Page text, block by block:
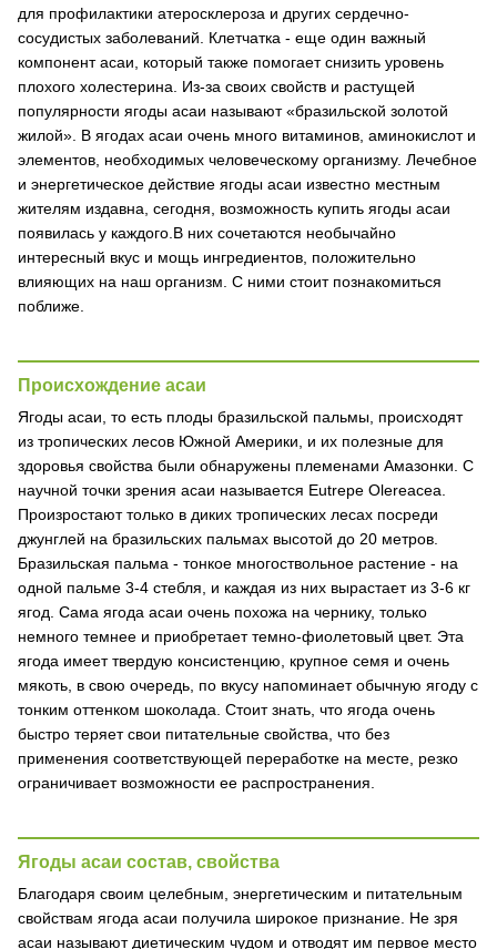
для профилактики атеросклероза и других сердечно-
сосудистых заболеваний. Клетчатка - еще один важный
компонент асаи, который также помогает снизить уровень
плохого холестерина. Из-за своих свойств и растущей
популярности ягоды асаи называют «бразильской золотой
жилой». В ягодах асаи очень много витаминов, аминокислот и
элементов, необходимых человеческому организму. Лечебное
и энергетическое действие ягоды асаи известно местным
жителям издавна, сегодня, возможность купить ягоды асаи
появилась у каждого.В них сочетаются необычайно
интересный вкус и мощь ингредиентов, положительно
влияющих на наш организм. С ними стоит познакомиться
поближе.
Происхождение асаи
Ягоды асаи, то есть плоды бразильской пальмы, происходят
из тропических лесов Южной Америки, и их полезные для
здоровья свойства были обнаружены племенами Амазонки. С
научной точки зрения асаи называется Eutrepe Olereacea.
Произростают только в диких тропических лесах посреди
джунглей на бразильских пальмах высотой до 20 метров.
Бразильская пальма - тонкое многоствольное растение - на
одной пальме 3-4 стебля, и каждая из них вырастает из 3-6 кг
ягод. Сама ягода асаи очень похожа на чернику, только
немного темнее и приобретает темно-фиолетовый цвет. Эта
ягода имеет твердую консистенцию, крупное семя и очень
мякоть, в свою очередь, по вкусу напоминает обычную ягоду с
тонким оттенком шоколада. Стоит знать, что ягода очень
быстро теряет свои питательные свойства, что без
применения соответствующей переработке на месте, резко
ограничивает возможности ее распространения.
Ягоды асаи состав, свойства
Благодаря своим целебным, энергетическим и питательным
свойствам ягода асаи получила широкое признание. Не зря
асаи называют диетическим чудом и отводят им первое место